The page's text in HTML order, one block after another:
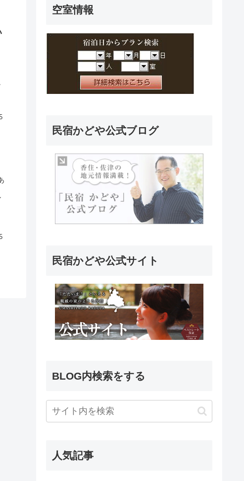
空室情報
民宿かどや公式ブログ
民宿かどや公式サイト
BLOG内検索をする
人気記事